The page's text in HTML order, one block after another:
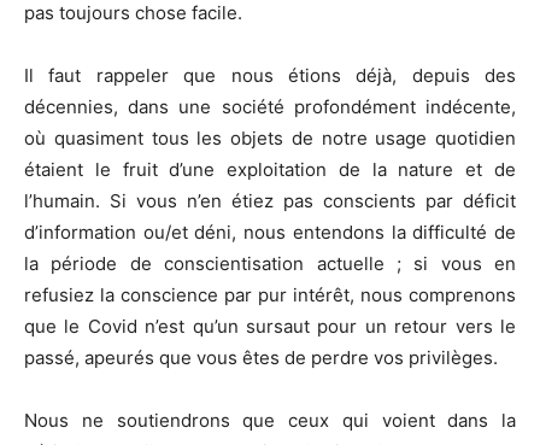
pas toujours chose facile.
Il faut rappeler que nous étions déjà, depuis des
décennies, dans une société profondément indécente,
où quasiment tous les objets de notre usage quotidien
étaient le fruit d’une exploitation de la nature et de
l’humain. Si vous n’en étiez pas conscients par déficit
d’information ou/et déni, nous entendons la difficulté de
la période de conscientisation actuelle ; si vous en
refusiez la conscience par pur intérêt, nous comprenons
que le Covid n’est qu’un sursaut pour un retour vers le
passé, apeurés que vous êtes de perdre vos privilèges.
Nous ne soutiendrons que ceux qui voient dans la